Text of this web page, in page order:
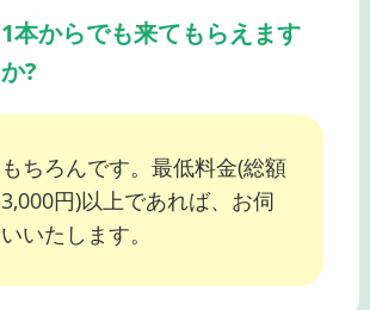
1本からでも来てもらえます
か?
もちろんです。最低料金(総額
3,000円)以上であれば、お伺
いいたします。